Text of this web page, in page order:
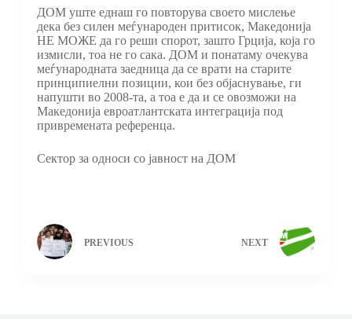
ДОМ уште еднаш го повторува своето мислење
дека без силен меѓународен притисок, Македонија
НЕ МОЖЕ да го реши спорот, зашто Грција, која го
измисли, тоа не го сака. ДОМ и понатаму очекува
меѓународната заедница да се врати на старите
принципиелни позиции, кои без објаснување, ги
напушти во 2008-та, а тоа е да и се овозможи на
Македонија евроатлантската интеграција под
привремената референца.
Сектор за односи со јавност на ДОМ
PREVIOUS NEXT